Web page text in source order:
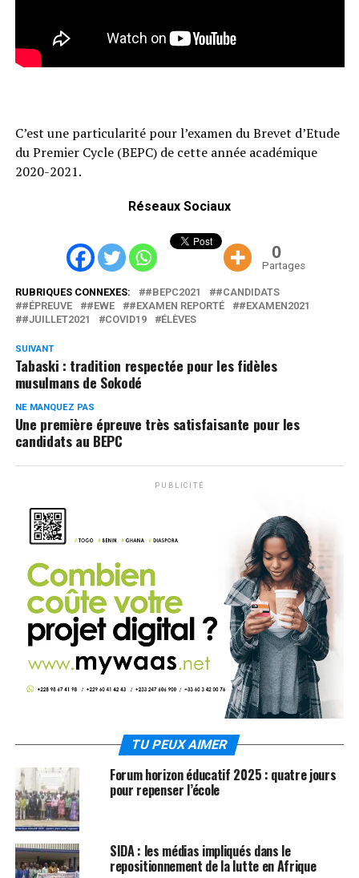
C’est une particularité pour l’examen du Brevet d’Etude
du Premier Cycle (BEPC) de cette année académique
2020-2021.
Réseaux Sociaux
0
Partages
RUBRIQUES CONNEXES: #BEPC2021
#CANDIDATS
#ÉPREUVE
#EWE #EXAMEN REPORTÉ
#EXAMEN2021
#JUILLET2021
COVID19 ÉLÈVES
SUIVANT
Tabaski : tradition respectée pour les fidèles
musulmans de Sokodé
NE MANQUEZ PAS
Une première épreuve très satisfaisante pour les
candidats au BEPC
PUBLICITÉ
TU PEUX AIMER
Forum horizon éducatif 2025 : quatre jours
pour repenser l’école
SIDA : les médias impliqués dans le
repositionnement de la lutte en Afrique